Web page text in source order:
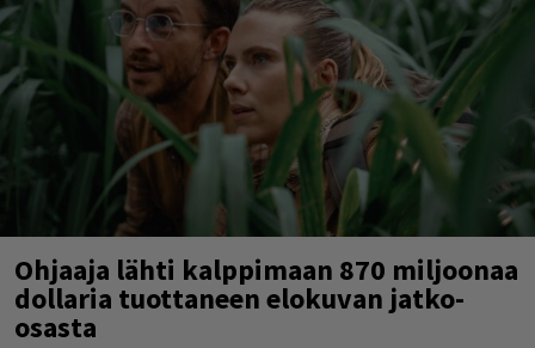
Ohjaaja lähti kalppimaan 870 miljoonaa
dollaria tuottaneen elokuvan jatko-
osasta